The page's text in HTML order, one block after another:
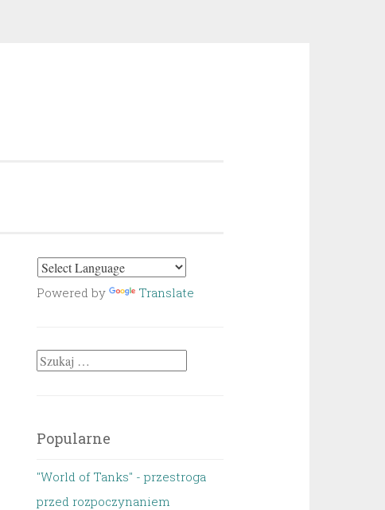
Powered by Translate
Szukaj:
Popularne
"World of Tanks" - przestroga
przed rozpoczynaniem